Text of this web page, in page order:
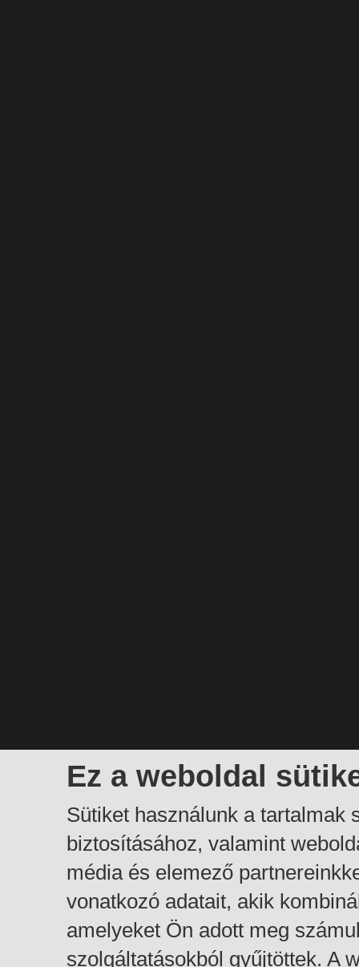
Ez a weboldal
Sütiket használunk a tartalmak
biztosításához, valamint
média és elemező
vonatkozó adatait, akik
amelyeket Ön adott meg
szolgáltatásokból gyűjtöttek. A